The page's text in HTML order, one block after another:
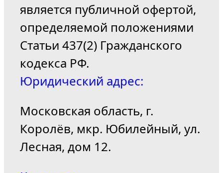
является публичной офертой,
определяемой положениями
Статьи 437(2) Гражданского
кодекса РФ.
Юридический адрес:
Московская область, г.
Королёв, мкр. Юбилейный, ул.
Лесная, дом 12.